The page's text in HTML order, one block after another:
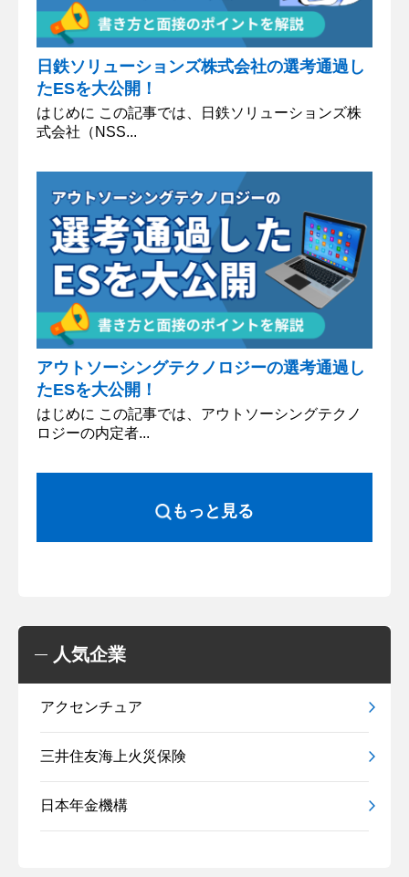
日鉄ソリューションズ株式会社の選考通過し
たESを大公開！
はじめに この記事では、日鉄ソリューションズ株
式会社（NSS...
アウトソーシングテクノロジーの選考通過し
たESを大公開！
はじめに この記事では、アウトソーシングテクノ
ロジーの内定者...
もっと見る
人気企業
アクセンチュア
三井住友海上火災保険
日本年金機構